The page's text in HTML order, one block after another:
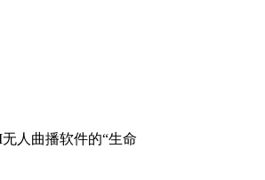
人曲播软件的“生命